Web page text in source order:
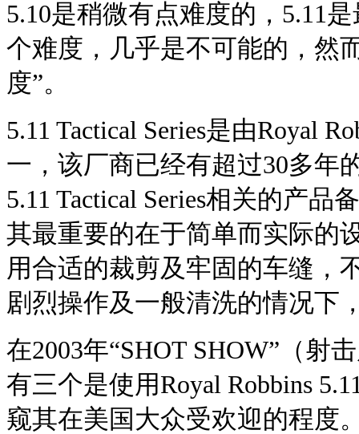
5.10是稍微有点难度的，5.11
个难度，几乎是不可能的，然
度”。
5.11 Tactical Series是由Royal
一，该厂商已经有超过30多年
5.11 Tactical Series相关的产
其最重要的在于简单而实际的
用合适的裁剪及牢固的车缝，
剧烈操作及一般清洗的情况下
在2003年“SHOT SHOW”（射
有三个是使用Royal Robbins
窥其在美国大众受欢迎的程度